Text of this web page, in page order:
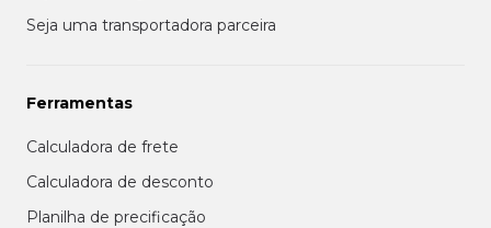
Seja uma transportadora parceira
Ferramentas
Calculadora de frete
Calculadora de desconto
Planilha de precificação